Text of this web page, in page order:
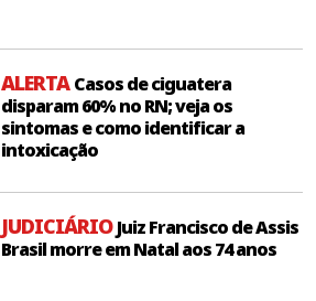
ALERTACasos de ciguatera
disparam 60% no RN; veja os
sintomas e como identificar a
intoxicação
JUDICIÁRIOJuiz Francisco de Assis
Brasil morre em Natal aos 74 anos